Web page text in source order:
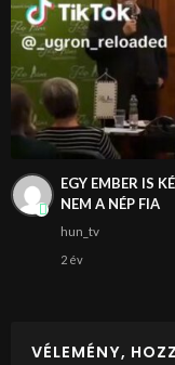
EGY EMBER IS
NEM A NÉP FIA
hun_tv
2 év
VÉLEMÉNY,